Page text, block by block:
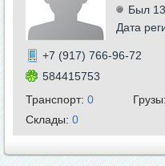
Был
Дата
+7 (917) 766-96-72
584415753
Транспорт: 0 Грузы:
Склады: 0